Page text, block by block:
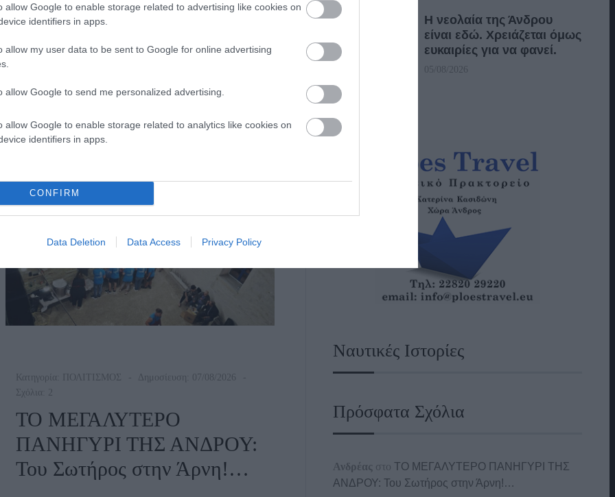
allow Google to enable storage related to advertising like cookies on
identifiers in apps.
allow my user data to be sent to Google for online advertising
allow Google to send me personalized advertising.
allow Google to enable storage related to analytics like cookies on
identifiers in apps.
CONFIRM
Data Deletion Data Access Privacy Policy
βραδιά πλαισίωσαν οι ερμηνευτές Χριστίνα Ράλλη…
Φιλαρμονική
Συλλόγου
Τίμησε
Κατηγορία: ΠΟΛΙΤΙΣΜΟΣ
Δημοσίευση: 07/08/2026
Σχόλια: 2
ΤΟ ΜΕΓΑΛΥΤΕΡΟ
ΠΑΝΗΓΥΡΙ ΤΗΣ ΑΝΔΡΟΥ:
Του Σωτήρος στην Άρνη!…
Η νεολαία της Άνδρου
είναι εδώ. Χρειάζεται όμως
ευκαιρίες για να φανεί.
05/08/2026
Ναυτικές Ιστορίες
Πρόσφατα Σχόλια
Ανδρέας στοΤΟ ΜΕΓΑΛΥΤΕΡΟ ΠΑΝΗΓΥΡΙ ΤΗΣ
ΑΝΔΡΟΥ: Του Σωτήρος στην Άρνη!…